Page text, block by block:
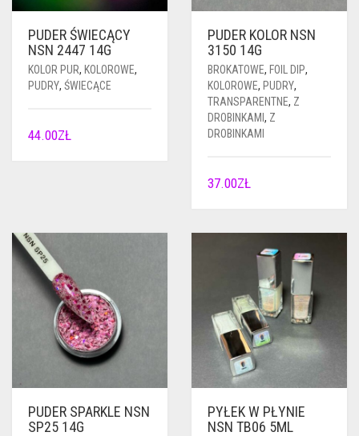
PUDER ŚWIECĄCY
NSN 2447 14G
KOLOR PUR, KOLOROWE,
PUDRY, ŚWIECĄCE
44.00ZŁ
PUDER KOLOR NSN
3150 14G
BROKATOWE, FOIL DIP,
KOLOROWE, PUDRY,
TRANSPARENTNE, Z
DROBINKAMI , Z
DROBINKAMI
37.00ZŁ
PUDER SPARKLE NSN
SP25 14G
PYŁEK W PŁYNIE
NSN TB06 5ML